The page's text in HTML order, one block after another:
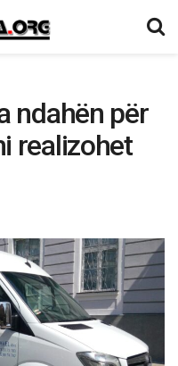
ndahën për
realizohet